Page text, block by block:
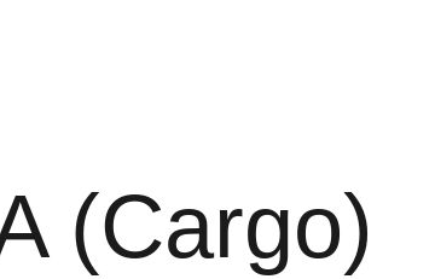
(Cargo)